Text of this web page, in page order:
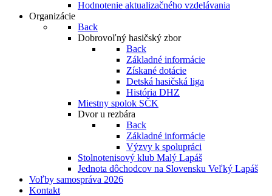
Hodnotenie aktualizačného vzdelávania
Organizácie
Back
Dobrovoľný hasičský zbor
Back
Základné informácie
Získané dotácie
Detská hasičská liga
História DHZ
Miestny spolok SČK
Dvor u rezbára
Back
Základné informácie
Výzvy k spolupráci
Stolnotenisový klub Malý Lapáš
Jednota dôchodcov na Slovensku Veľký Lapáš
Voľby samospráva 2026
Kontakt